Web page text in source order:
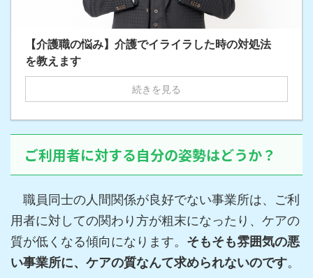
【介護職の悩み】介護でイライラした時の対処法
を教えます
続きを見る
ご利用者に対する自分の姿勢はどうか？
職員同士の人間関係が良好でない事業所は、ご利
用者に対しての関わり方が粗末になったり、ケアの
質が低くなる傾向になります。 そもそも雰囲気の悪
い事業所に、ケアの質なんて求められないのです。